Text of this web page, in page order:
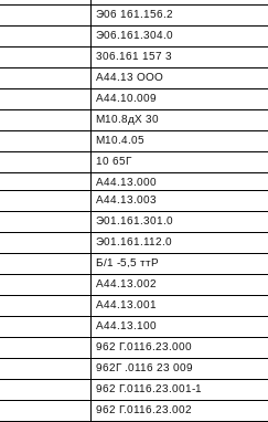
Э06 161.156.2
Э06.161.304.0
306.161 157 3
А44.13 ООО
А44.10.009
М10.8дХ 30
М10.4.05
10 65Г
А44.13.000
А44.13.003
Э01.161.301.0
Э01.161.112.0
Б/1 -5,5 ттР
А44.13.002
А44.13.001
А44.13.100
962 Г.0116.23.000
962Г .0116 23 009
962 Г.0116.23.001-1
962 Г.0116.23.002